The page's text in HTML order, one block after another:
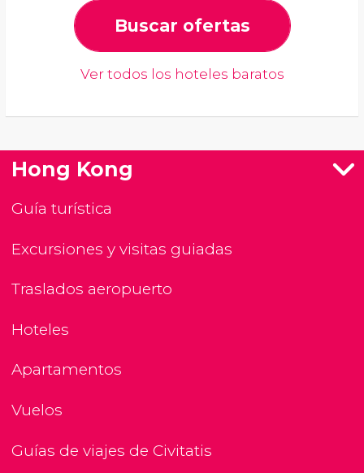
Buscar ofertas
Ver todos los hoteles baratos
Hong Kong
Guía turística
Excursiones y visitas guiadas
Traslados aeropuerto
Hoteles
Apartamentos
Vuelos
Guías de viajes de Civitatis